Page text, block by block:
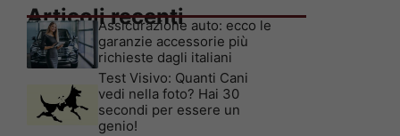
Articoli recenti
Assicurazione auto: ecco le
garanzie accessorie più
richieste dagli italiani
Test Visivo: Quanti Cani
vedi nella foto? Hai 30
secondi per essere un
genio!